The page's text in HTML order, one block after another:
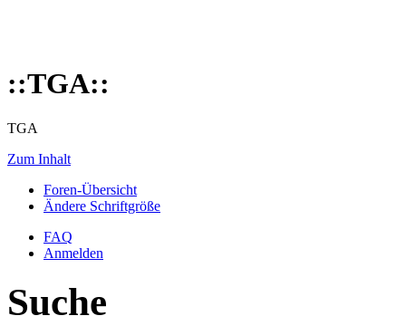
::TGA::
TGA
Zum Inhalt
Foren-Übersicht
Ändere Schriftgröße
FAQ
Anmelden
Suche